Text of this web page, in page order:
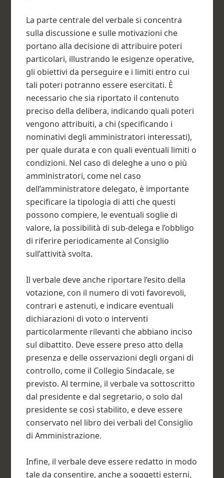
La parte centrale del verbale si concentra
sulla discussione e sulle motivazioni che
portano alla decisione di attribuire poteri
particolari, illustrando le esigenze operative,
gli obiettivi da perseguire e i limiti entro cui
tali poteri potranno essere esercitati. È
necessario che sia riportato il contenuto
preciso della delibera, indicando quali poteri
vengono attribuiti, a chi (specificando i
nominativi degli amministratori interessati),
per quale durata e con quali eventuali limiti o
condizioni. Nel caso di deleghe a uno o più
amministratori, come nel caso
dell’amministratore delegato, è importante
specificare la tipologia di atti che questi
possono compiere, le eventuali soglie di
valore, la possibilità di sub-delega e l’obbligo
di riferire periodicamente al Consiglio
sull’attività svolta.
Il verbale deve anche riportare l’esito della
votazione, con il numero di voti favorevoli,
contrari e astenuti, e indicare eventuali
dichiarazioni di voto o interventi
particolarmente rilevanti che abbiano inciso
sul dibattito. Deve essere preso atto della
presenza e delle osservazioni degli organi di
controllo, come il Collegio Sindacale, se
previsto. Al termine, il verbale va sottoscritto
dal presidente e dal segretario, o solo dal
presidente se così stabilito, e deve essere
conservato nel libro dei verbali del Consiglio
di Amministrazione.
Infine, il verbale deve essere redatto in modo
tale da consentire, anche a soggetti esterni,